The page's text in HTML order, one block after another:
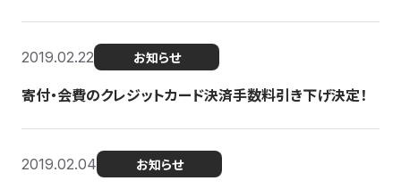
2019.02.22 お知らせ
寄付・会費のクレジットカード決済手数料引き下げ決定！
2019.02.04 お知らせ